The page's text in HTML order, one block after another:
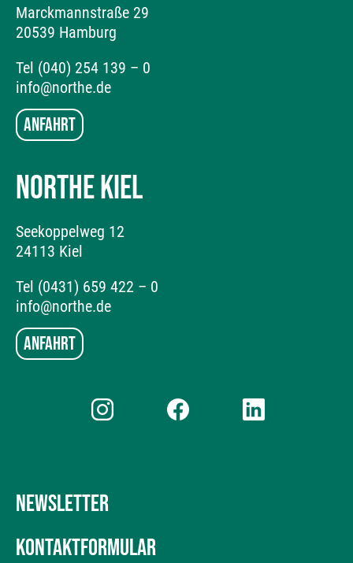
Marckmannstraße 29
20539 Hamburg
Tel (040) 254 139 – 0
info@northe.de
Anfahrt
NORTHE KIEL
Seekoppelweg 12
24113 Kiel
Tel (0431) 659 422 – 0
info@northe.de
Anfahrt
NEWSLETTER
KONTAKTFORMULAR